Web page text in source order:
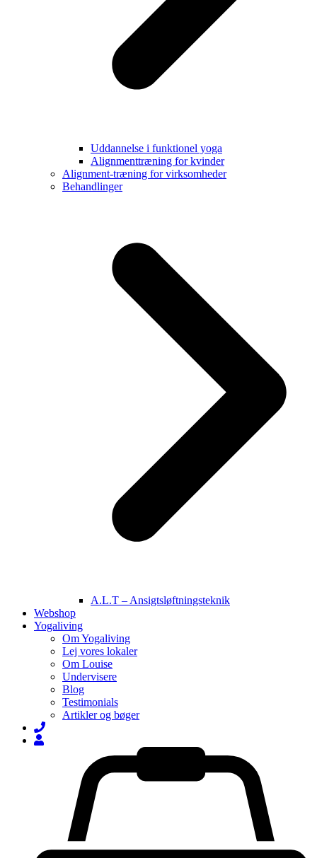
Uddannelse i funktionel yoga
Alignmenttræning for kvinder
Alignment-træning for virksomheder
Behandlinger
A.L.T – Ansigtsløftningsteknik
Webshop
Yogaliving
Om Yogaliving
Lej vores lokaler
Om Louise
Undervisere
Blog
Testimonials
Artikler og bøger